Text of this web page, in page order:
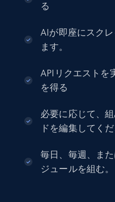
る
AIが即座にスク
ます。
APIリクエストを
を得る
必要に応じて、
ドを編集してくだ
毎日、毎週、ま
ジュールを組む。